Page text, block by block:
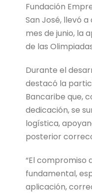
Fundación
San José, llevó
mes de junio, la
de las
Durante el
destacó la
Bancaribe que,
dedicación, se
logística,
posterior
“El compromiso
fundamental,
aplicación,